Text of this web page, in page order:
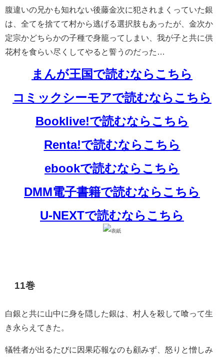
腹違いの兄かも知れない後藤金次に犯されまくっていた銀
は、全てを捨てて村から逃げる選択肢もあったが、金次か
定宗かどちらかの子種で身籠ってしまい、我が子と共に供
花村を食らい尽くしてやると誓うのだった…
まんが王国で読むならこちら
コミックシーモアで読むならこちら
Booklive!で読むならこちら
Renta!で読むならこちら
ebookで読むならこちら
DMM電子書籍で読むならこちら
U-NEXTで読むならこちら
11巻
白銀と共に山中に身を隠した銀は、村人を殺して喰って生
き永らえてきた。
犠牲者が出るたびに因果応報なのも顧みず、怒りと憎しみ